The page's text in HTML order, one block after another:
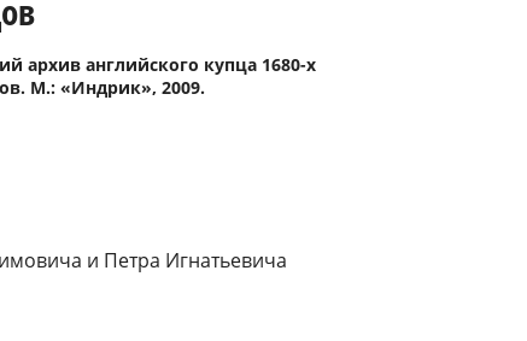
архив английского купца 1680-х
М.: «Индрик», 2009.
и Петра Игнатьевича